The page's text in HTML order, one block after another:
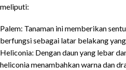
meliputi:
Palem: Tanaman ini memberikan
berfungsi sebagai latar belakang
Heliconia: Dengan daun yang lebar
heliconia menambahkan warna dan